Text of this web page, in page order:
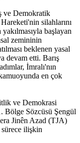
ve Demokratik
silahlarını
başlayan
zemininin
beklenen yasal
devam etti. Barış
İmralı'nın
en çok
ve Demokrasi
Bölge Sözcüsü Şengül
Jinên Azad (TJA)
ilişkin